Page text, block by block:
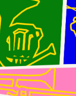
no para, y por ello
junto a la...